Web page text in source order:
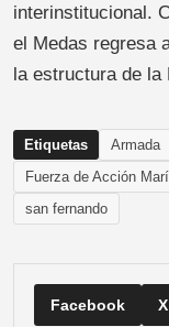
interinstitucional.
el Medas regresa
la estructura de
Etiquetas Armada
Fuerza de Acción
san fernando
Facebook X